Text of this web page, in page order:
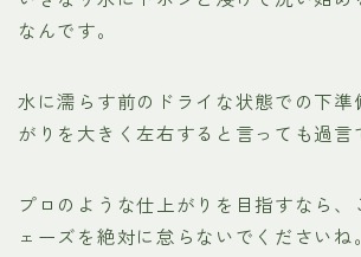
なんです。
水に濡らす前のドライな状態での下準
がりを大きく左右すると言っても過言
プロのような仕上がりを目指すなら、
ェーズを絶対に怠らないでくださいね。